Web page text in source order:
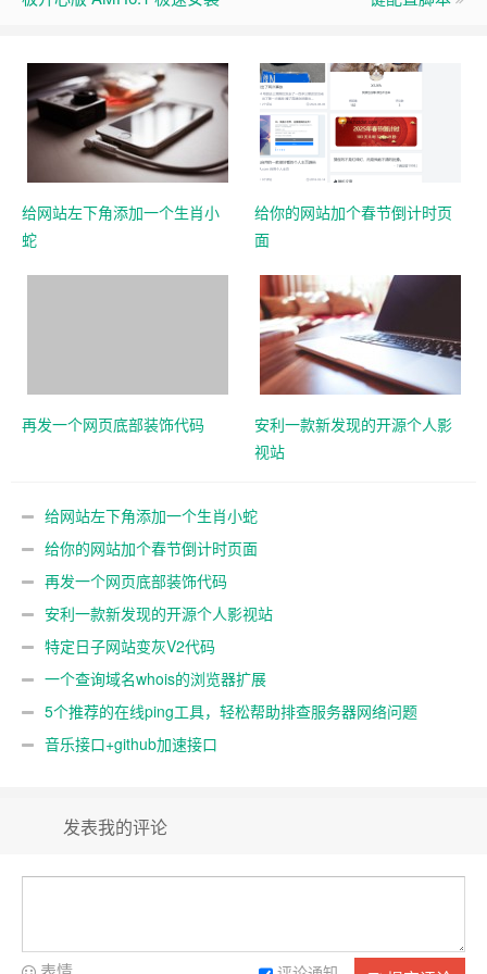
给网站左下角添加一个生肖小
蛇
给你的网站加个春节倒计时页
面
再发一个网页底部装饰代码
安利一款新发现的开源个人影
视站
给网站左下角添加一个生肖小蛇
给你的网站加个春节倒计时页面
再发一个网页底部装饰代码
安利一款新发现的开源个人影视站
特定日子网站变灰V2代码
一个查询域名whois的浏览器扩展
5个推荐的在线ping工具，轻松帮助排查服务器网络问题
音乐接口+github加速接口
发表我的评论